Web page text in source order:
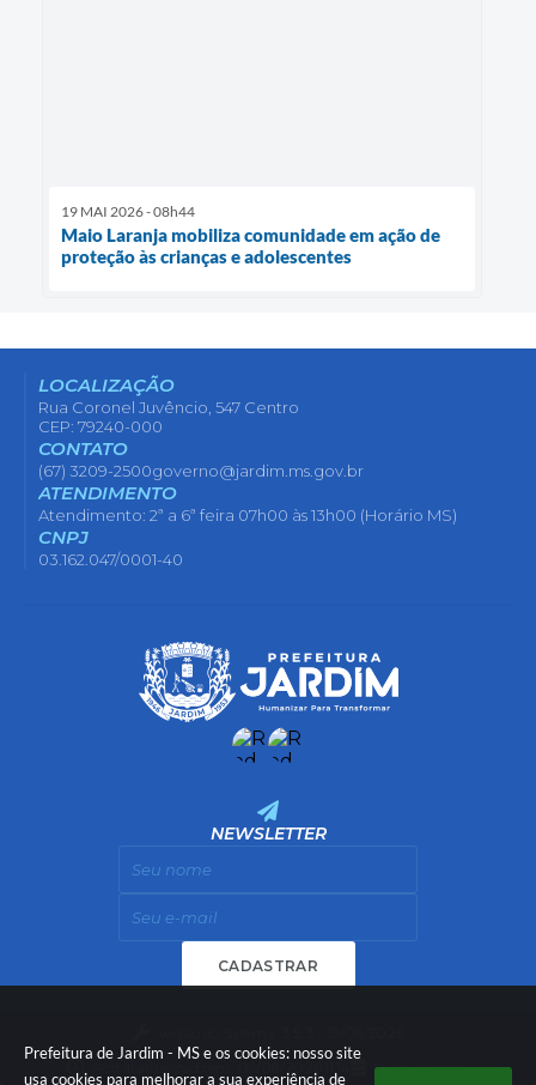
Prefeitura de Jardim - MS e os cookies: nosso site
usa cookies para melhorar a sua experiência de
19 MAI 2026 - 08h44
Maio Laranja mobiliza comunidade em ação de
proteção às crianças e adolescentes
LOCALIZAÇÃO
Rua Coronel Juvêncio, 547 Centro
CEP: 79240-000
CONTATO
(67) 3209-2500governo@jardim.ms.gov.br
ATENDIMENTO
Atendimento: 2ª a 6ª feira 07h00 às 13h00 (Horário MS)
CNPJ
03.162.047/0001-40
NEWSLETTER
CADASTRAR
Dados Abertos